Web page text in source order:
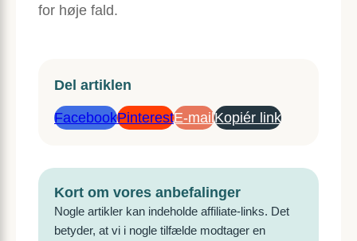
for høje fald.
Del artiklen
FacebookPinterestE-mailKopiér link
Kort om vores anbefalinger
Nogle artikler kan indeholde affiliate-links. Det
betyder, at vi i nogle tilfælde modtager en